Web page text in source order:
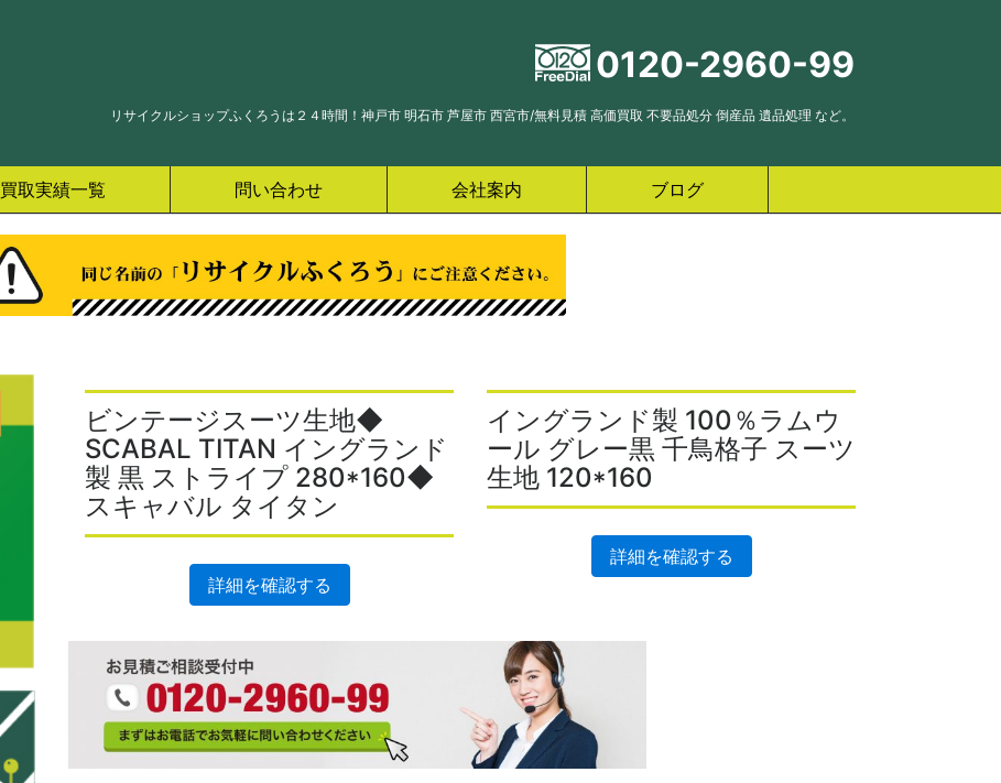
0120-2960-99
リサイクルショップふくろうは２４時間！神戸市 明石市 芦屋市 西宮市/無料見積 高価買取 不要品処分 倒産品 遺品処理 など。
買取実績一覧 問い合わせ 会社案内 ブログ
ビンテージスーツ生地◆
SCABAL TITAN イングランド
製 黒 ストライプ 280*160◆
スキャバル タイタン
詳細を確認する
イングランド製 100％ラムウ
ール グレー黒 千鳥格子 スーツ
生地 120*160
詳細を確認する